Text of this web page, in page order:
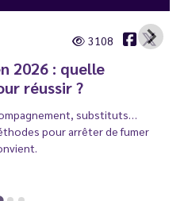
3108
2026 : quelle
réussir ?
substituts…
pour arrêter de fumer